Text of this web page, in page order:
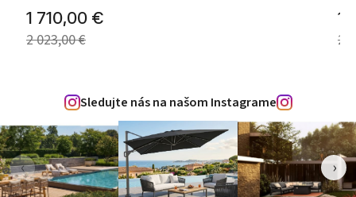
1 710,00 €
2 023,00 €
1
2
Sledujte nás na našom Instagrame
‹ ›